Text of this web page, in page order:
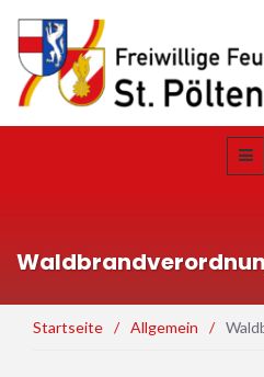
Startseite / Allgemein /